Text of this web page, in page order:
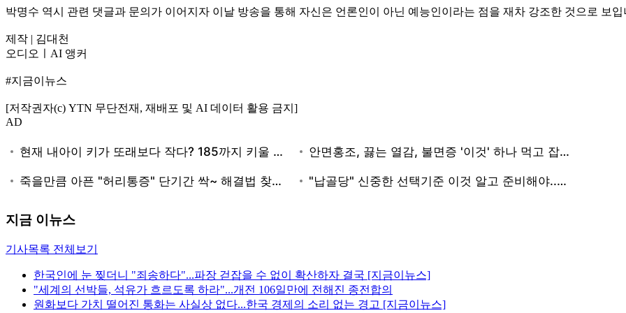
박명수 역시 관련 댓글과 문의가 이어지자 이날 방송을 통해 자신은 언론인이 아닌 예능인이라는 점을 재차 강조한 것으로 보입
제작 | 김대천
오디오ㅣAI 앵커
#지금이뉴스
[저작권자(c) YTN 무단전재, 재배포 및 AI 데이터 활용 금지]
AD
지금 이뉴스
기사목록 전체보기
한국인에 눈 찢더니 "죄송하다"...파장 걷잡을 수 없이 확산하자 결국 [지금이뉴스]
"세계의 선박들, 석유가 흐르도록 하라"...개전 106일만에 전해진 종전합의
원화보다 가치 떨어진 통화는 사실상 없다...한국 경제의 소리 없는 경고 [지금이뉴스]